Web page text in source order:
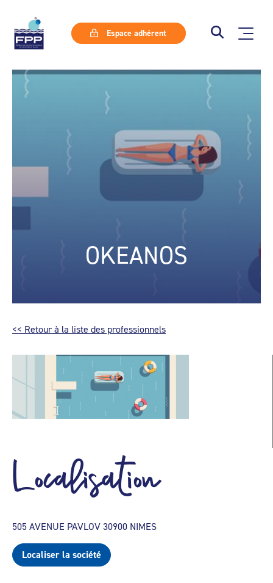
Espace adhérent
OKEANOS
<< Retour à la liste des professionnels
Localisation
505 AVENUE PAVLOV 30900 NIMES
Localiser la société